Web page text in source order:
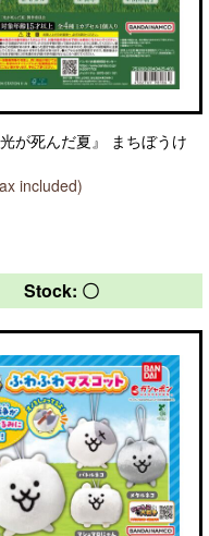
が死んだ夏』 まちぼうけ
included)
Stock: 〇